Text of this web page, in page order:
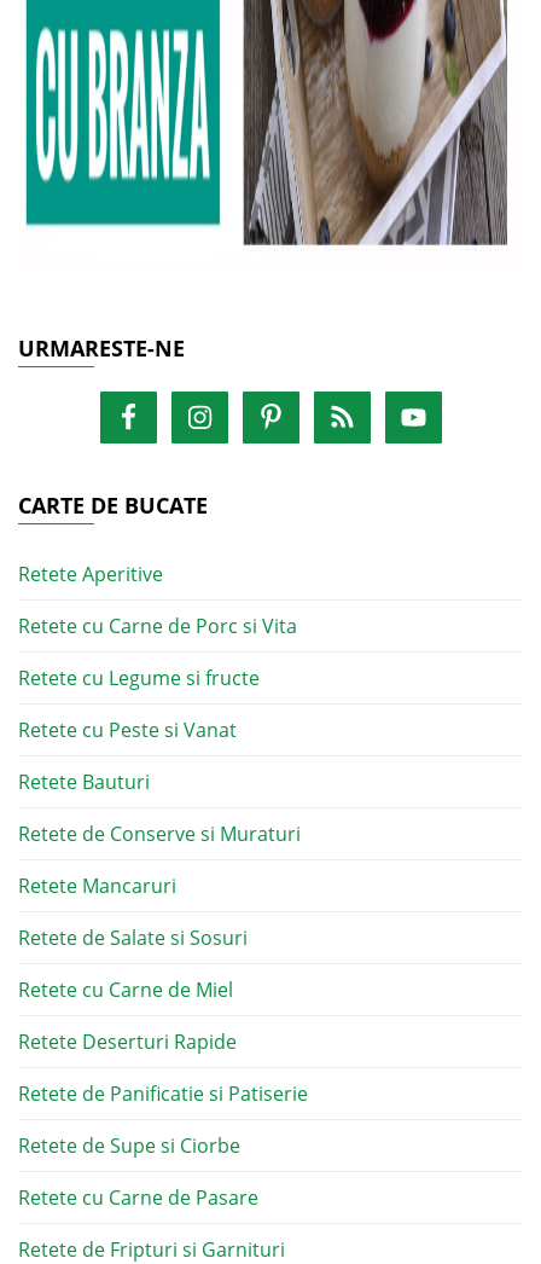
URMARESTE-NE
CARTE DE BUCATE
Retete Aperitive
Retete cu Carne de Porc si Vita
Retete cu Legume si fructe
Retete cu Peste si Vanat
Retete Bauturi
Retete de Conserve si Muraturi
Retete Mancaruri
Retete de Salate si Sosuri
Retete cu Carne de Miel
Retete Deserturi Rapide
Retete de Panificatie si Patiserie
Retete de Supe si Ciorbe
Retete cu Carne de Pasare
Retete de Fripturi si Garnituri